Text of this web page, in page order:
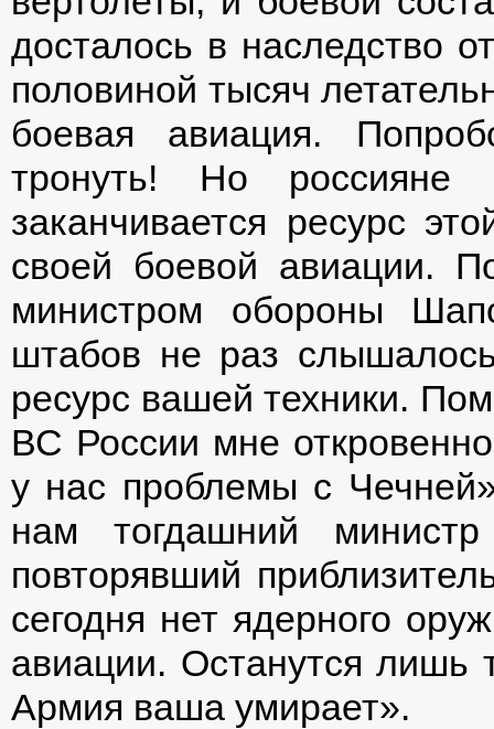
досталось в наследство
половиной тысяч
боевая авиация.
тронуть! Но
заканчивается ресурс
своей боевой авиации.
министром обороны
штабов не раз
ресурс вашей техники.
ВС России мне
у нас проблемы с
нам тогдашний
повторявший
сегодня нет ядерного
авиации. Останутся лишь
Армия ваша умирает».